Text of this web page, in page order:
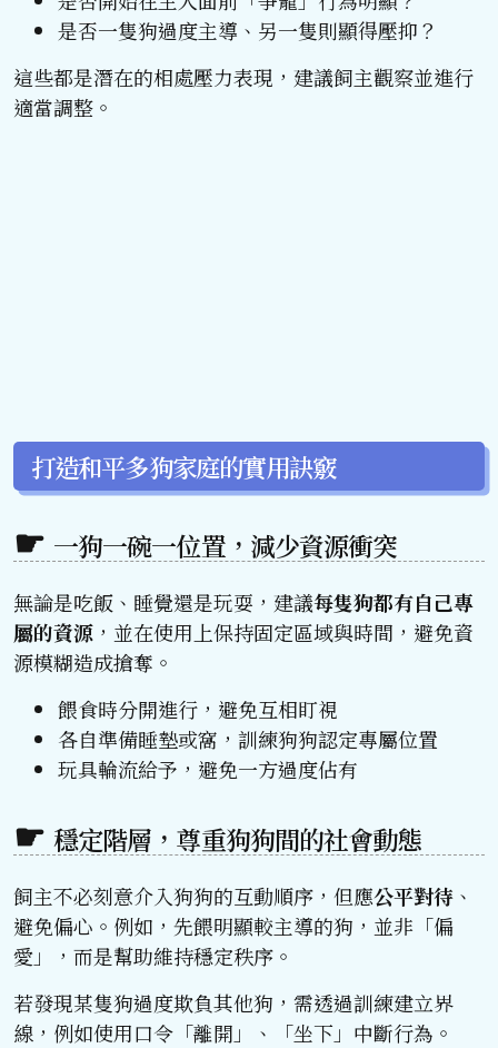
是否一隻狗過度主導、另一隻則顯得壓抑？
這些都是潛在的相處壓力表現，建議飼主觀察並進行
適當調整。
打造和平多狗家庭的實用訣竅
一狗一碗一位置，減少資源衝突
無論是吃飯、睡覺還是玩耍，建議每隻狗都有自己專
屬的資源 ，並在使用上保持固定區域與時間，避免資
源模糊造成搶奪。
餵食時分開進行，避免互相盯視
各自準備睡墊或窩，訓練狗狗認定專屬位置
玩具輪流給予，避免一方過度佔有
穩定階層，尊重狗狗間的社會動態
飼主不必刻意介入狗狗的互動順序，但應公平對待 、
避免偏心。例如，先餵明顯較主導的狗，並非「偏
愛」，而是幫助維持穩定秩序。
若發現某隻狗過度欺負其他狗，需透過訓練建立界
線，例如使用口令「離開」、「坐下」中斷行為。